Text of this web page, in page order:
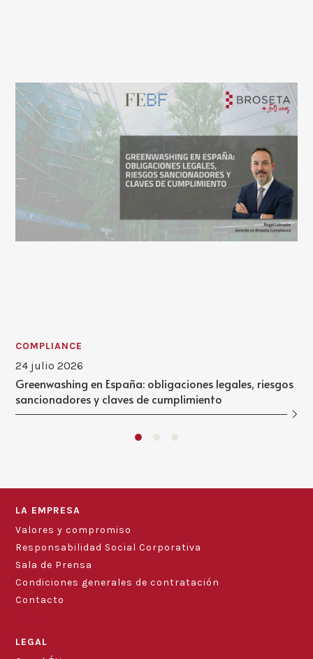
COMPLIANCE
24 julio 2026
Greenwashing en España: obligaciones legales, riesgos
sancionadores y claves de cumplimiento
LA EMPRESA
Valores y compromiso
Responsabilidad Social Corporativa
Sala de Prensa
Condiciones generales de contratación
Contacto
LEGAL